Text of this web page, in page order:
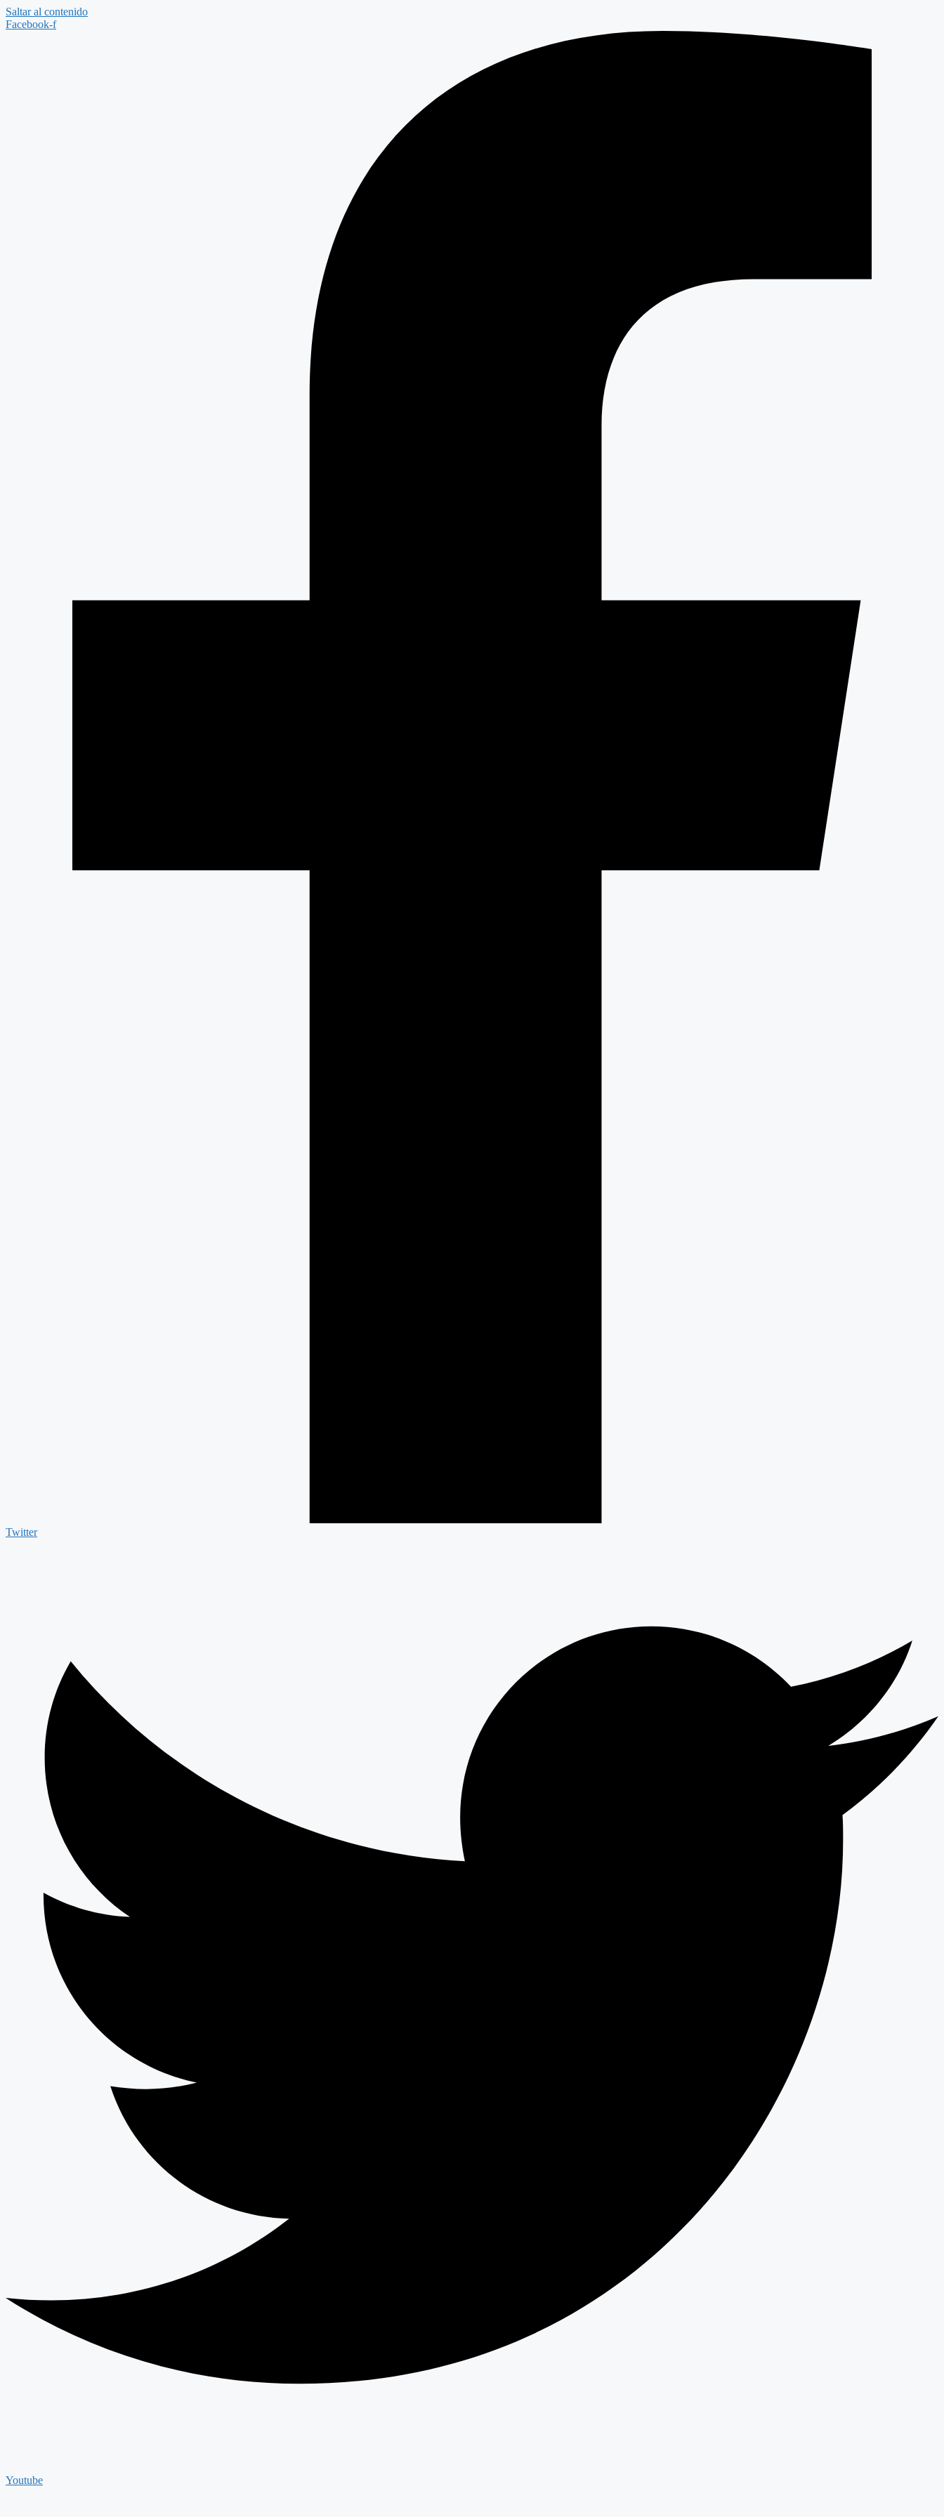
Saltar al contenido
Facebook-f
Twitter
Youtube